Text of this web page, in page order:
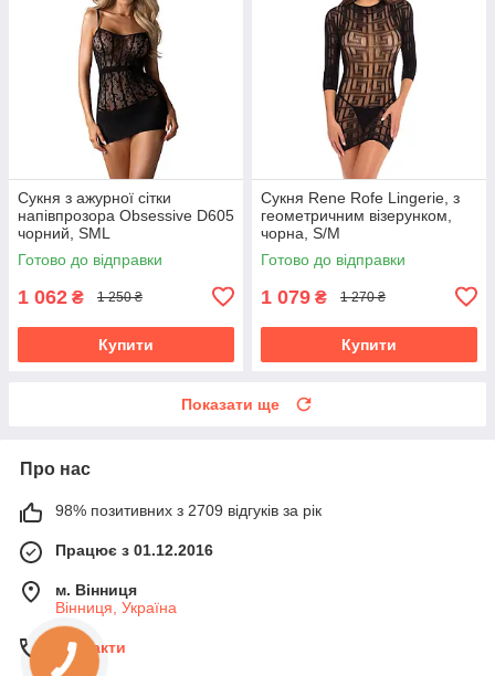
Сукня з ажурної сітки
напівпрозора Obsessive D605
чорний, SML
Готово до відправки
1 062 ₴ 1 250 ₴
Купити
Сукня Rene Rofe Lingerie, з
геометричним візерунком,
чорна, S/M
Готово до відправки
1 079 ₴ 1 270 ₴
Купити
Показати ще
Про нас
98% позитивних з 2709 відгуків за рік
Працює з 01.12.2016
м. Вінниця
Вінниця, Україна
Контакти